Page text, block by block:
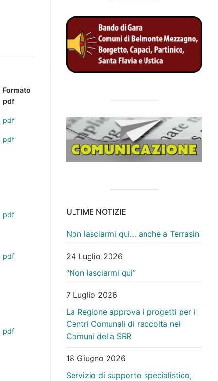
Formato
pdf
pdf
pdf
pdf
pdf
pdf
ULTIME NOTIZIE
Non lasciarmi qui… anche a Terrasini
24 Luglio 2026
“Non lasciarmi qui”
7 Luglio 2026
La Regione approva i progetti per i
Centri Comunali di raccolta nei
Comuni della SRR
18 Giugno 2026
Servizio di supporto specialistico,